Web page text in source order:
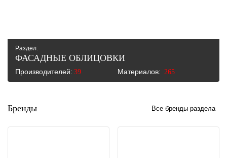
Раздел:
ФАСАДНЫЕ ОБЛИЦОВКИ
Производителей: 39 Материалов: 265
Бренды Все бренды раздела